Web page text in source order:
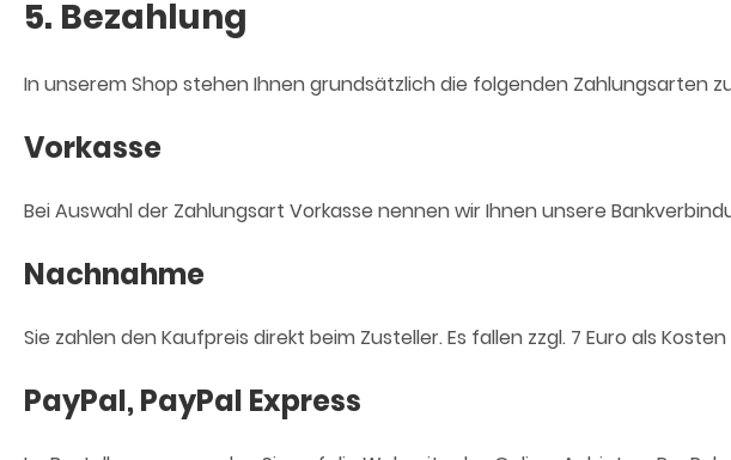
5. Bezahlung
In unserem Shop stehen Ihnen grundsätzlich die folgenden Zahlungsarten
Vorkasse
Bei Auswahl der Zahlungsart Vorkasse nennen wir Ihnen unsere
Nachnahme
Sie zahlen den Kaufpreis direkt beim Zusteller. Es fallen zzgl. 7 Euro als Kosten
PayPal, PayPal Express